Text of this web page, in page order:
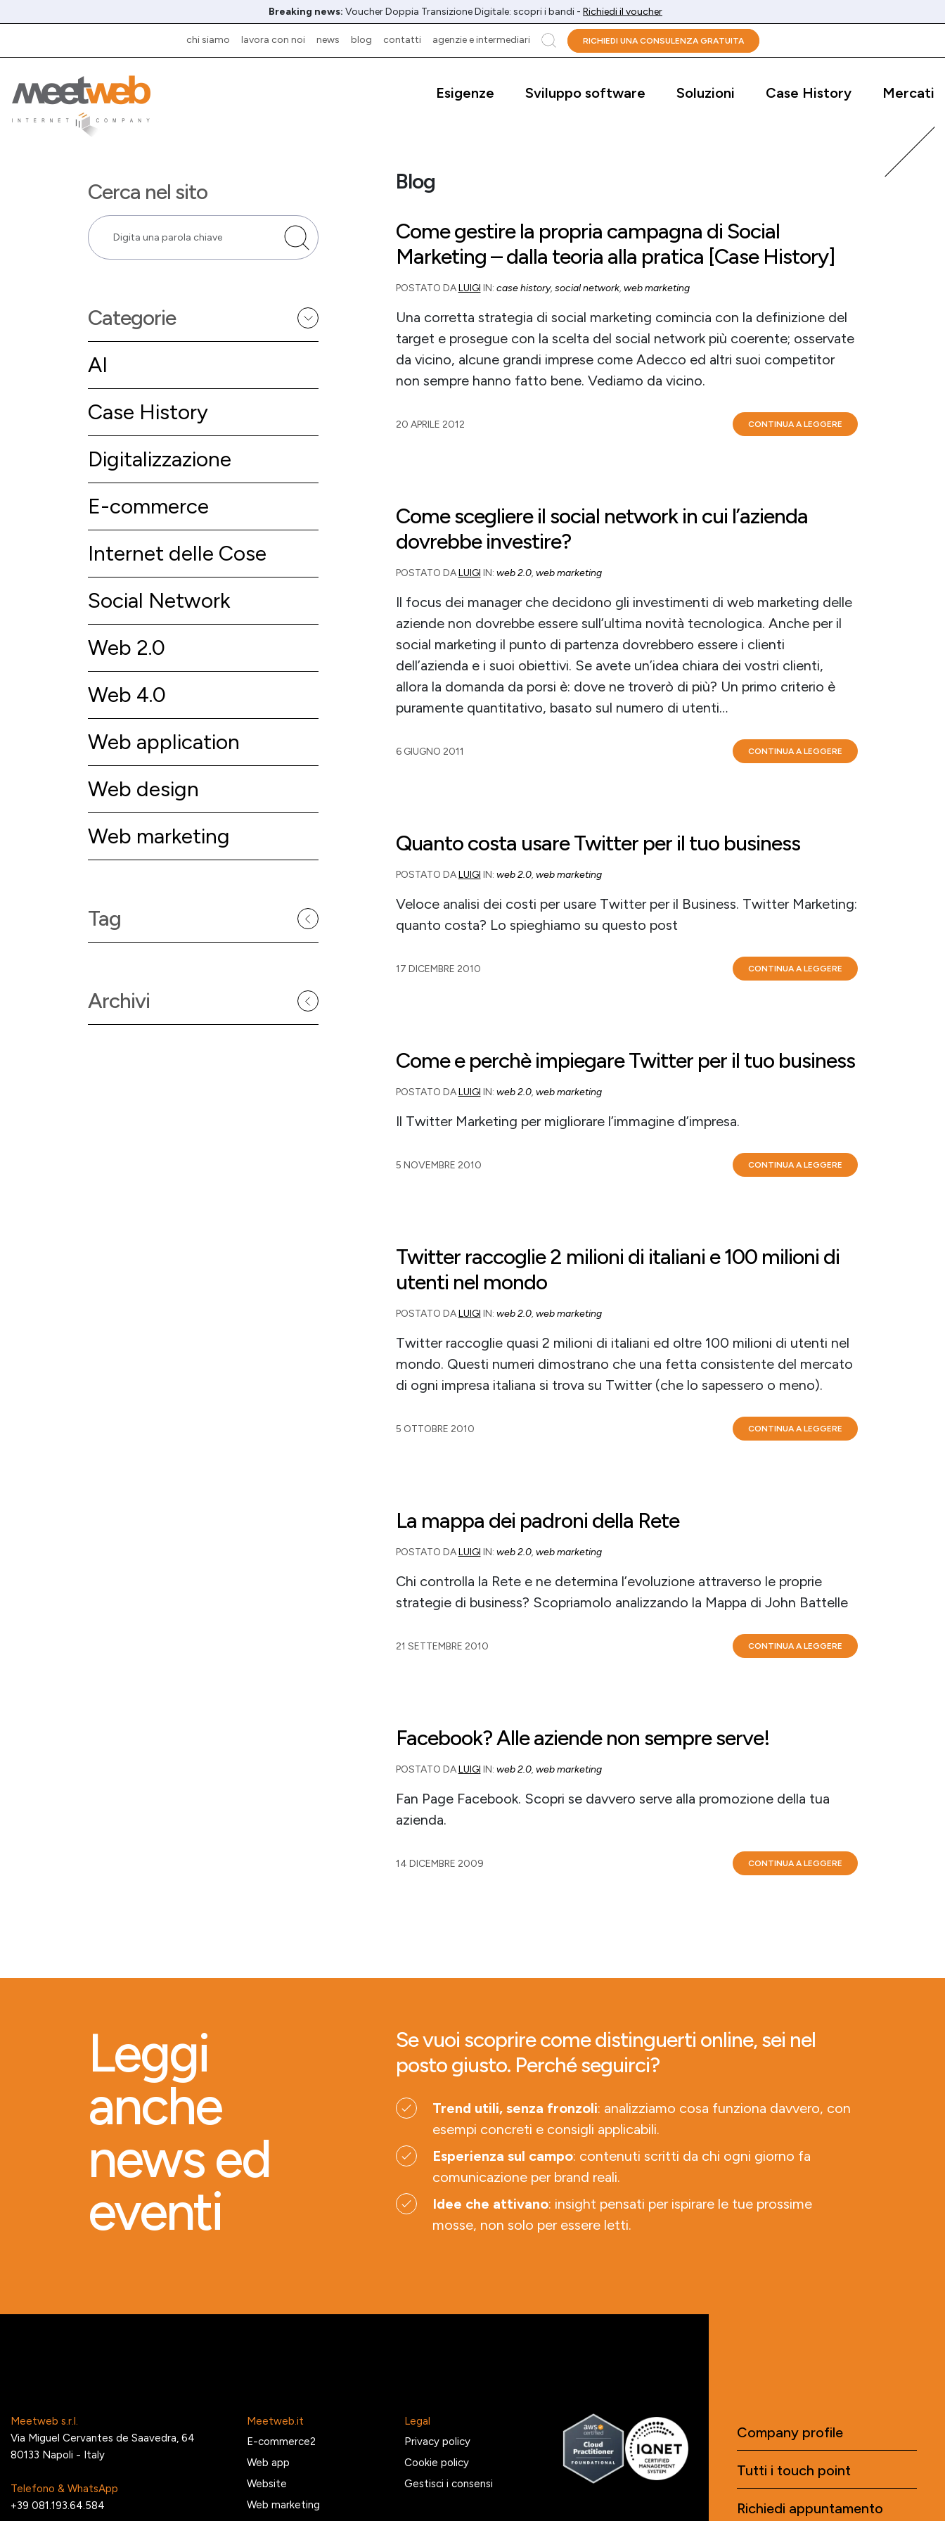
Breaking news: Voucher Doppia Transizione Digitale: scopri i bandi - Richiedi il voucher
chi siamo lavora con noi news blog contatti agenzie e intermediari cerca
RICHIEDI UNA CONSULENZA GRATUITA
Esigenze Sviluppo software Soluzioni Case History Mercati
Cerca nel sito
Categorie
AI
Case History
Digitalizzazione
E-commerce
Internet delle Cose
Social Network
Web 2.0
Web 4.0
Web application
Web design
Web marketing
Tag
Archivi
Blog
Come gestire la propria campagna di Social
Marketing – dalla teoria alla pratica [Case History]
POSTATO DALUIGI IN: case history, social network, web marketing
Una corretta strategia di social marketing comincia con la definizione del
target e prosegue con la scelta del social network più coerente; osservate
da vicino, alcune grandi imprese come Adecco ed altri suoi competitor
non sempre hanno fatto bene. Vediamo da vicino.
20 APRILE 2012 CONTINUA A LEGGERE
Come scegliere il social network in cui l’azienda
dovrebbe investire?
POSTATO DALUIGI IN: web 2.0, web marketing
Il focus dei manager che decidono gli investimenti di web marketing delle
aziende non dovrebbe essere sull’ultima novità tecnologica. Anche per il
social marketing il punto di partenza dovrebbero essere i clienti
dell’azienda e i suoi obiettivi. Se avete un’idea chiara dei vostri clienti,
allora la domanda da porsi è: dove ne troverò di più? Un primo criterio è
puramente quantitativo, basato sul numero di utenti…
6 GIUGNO 2011 CONTINUA A LEGGERE
Quanto costa usare Twitter per il tuo business
POSTATO DALUIGI IN: web 2.0, web marketing
Veloce analisi dei costi per usare Twitter per il Business. Twitter Marketing:
quanto costa? Lo spieghiamo su questo post
17 DICEMBRE 2010 CONTINUA A LEGGERE
Come e perchè impiegare Twitter per il tuo business
POSTATO DALUIGI IN: web 2.0, web marketing
Il Twitter Marketing per migliorare l’immagine d’impresa.
5 NOVEMBRE 2010 CONTINUA A LEGGERE
Twitter raccoglie 2 milioni di italiani e 100 milioni di
utenti nel mondo
POSTATO DALUIGI IN: web 2.0, web marketing
Twitter raccoglie quasi 2 milioni di italiani ed oltre 100 milioni di utenti nel
mondo. Questi numeri dimostrano che una fetta consistente del mercato
di ogni impresa italiana si trova su Twitter (che lo sapessero o meno).
5 OTTOBRE 2010 CONTINUA A LEGGERE
La mappa dei padroni della Rete
POSTATO DALUIGI IN: web 2.0, web marketing
Chi controlla la Rete e ne determina l’evoluzione attraverso le proprie
strategie di business? Scopriamolo analizzando la Mappa di John Battelle
21 SETTEMBRE 2010 CONTINUA A LEGGERE
Facebook? Alle aziende non sempre serve!
POSTATO DALUIGI IN: web 2.0, web marketing
Fan Page Facebook. Scopri se davvero serve alla promozione della tua
azienda.
14 DICEMBRE 2009 CONTINUA A LEGGERE
Leggi
anche
news ed
eventi
Se vuoi scoprire come distinguerti online, sei nel
posto giusto. Perché seguirci?
Trend utili, senza fronzoli: analizziamo cosa funziona davvero, con
esempi concreti e consigli applicabili.
Esperienza sul campo: contenuti scritti da chi ogni giorno fa
comunicazione per brand reali.
Idee che attivano: insight pensati per ispirare le tue prossime
mosse, non solo per essere letti.
Meetweb s.r.l.
Via Miguel Cervantes de Saavedra, 64
80133 Napoli - Italy
Telefono & WhatsApp
+39 081.193.64.584
Meetweb.it
E-commerce2
Web app
Website
Web marketing
Legal
Privacy policy
Cookie policy
Gestisci i consensi
Company profile
Tutti i touch point
Richiedi appuntamento